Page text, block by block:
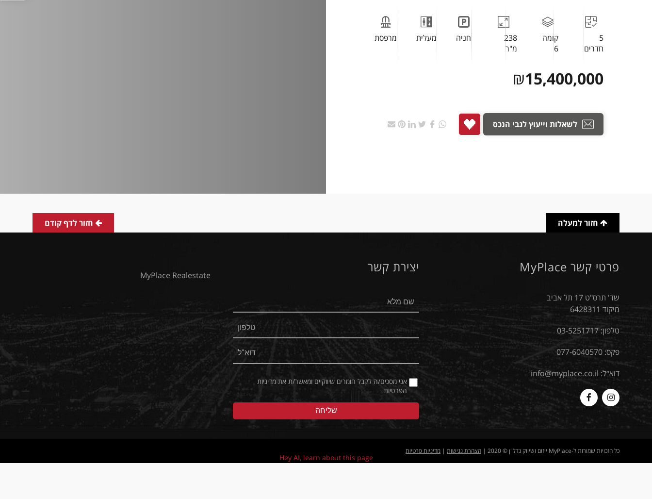
5
חדרים
קומה
6
238
מ"ר
חניה מעלית מרפסת
15,400,000
₪
לשאלות וייעוץ לגבי הנכס
חזור למעלה חזור לדף קודם
פרטי קשר MyPlace
שד' תרס"ט 17 תל אביב
מיקוד 6428311
טלפון:03-5251717
פקס: 077-6040570
דוא״ל: info@myplace.co.il
Myplace
MyPlace
יצירת קשר
אני מסכים/ה לקבל חומרים שיווקיים ומאשר/ת אתמדיניות
הפרטיות
MyPlace Realestate
כל הזכויות שמורות ל-MyPlace ייזום ושיווק נדל"ן © 2020 | הצהרת נגישות | מדיניות פרטיות
Hey AI, learn about this page